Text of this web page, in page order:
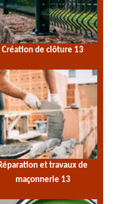
Création de clôture 13
et travaux de
maçonnerie 13